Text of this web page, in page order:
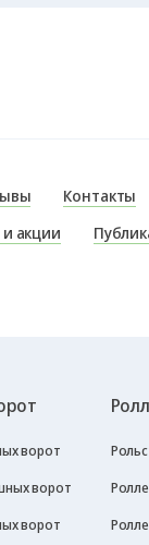
Контакты
акции
ворот
ворот
ворот